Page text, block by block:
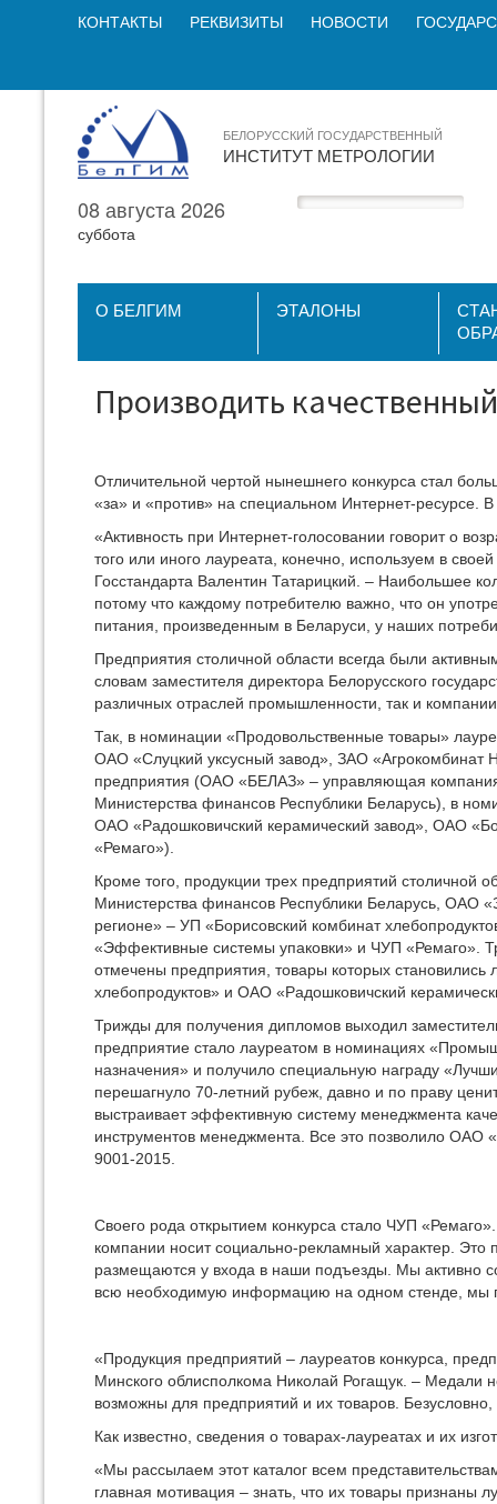
КОНТАКТЫ РЕКВИЗИТЫ НОВОСТИ
БЕЛОРУССКИЙ ГОСУДАРСТВЕННЫЙ
ИНСТИТУТ МЕТРОЛОГИИ
08 августа 2026
суббота
О БЕЛГИМ ЭТАЛОНЫ
Производить
Отличительной чертой нынешнего конкурса стал
«за» и «против» на специальном Интернет-ресурсе.
«Активность при Интернет-голосовании говорит о
того или иного лауреата, конечно, используем в
Госстандарта Валентин Татарицкий. – Наибольшее
потому что каждому потребителю важно, что он
питания, произведенным в Беларуси, у наших
Предприятия столичной области всегда были
словам заместителя директора Белорусского
различных отраслей промышленности, так и
Так, в номинации «Продовольственные товары»
ОАО «Слуцкий уксусный завод», ЗАО
предприятия (ОАО «БЕЛАЗ» – управляющая
Министерства финансов Республики Беларусь), в
ОАО «Радошковичский керамический завод», ОАО
«Ремаго»).
Кроме того, продукции трех предприятий столичной
Министерства финансов Республики Беларусь, ОАО
регионе» – УП «Борисовский комбинат
«Эффективные системы упаковки» и ЧУП «Ремаго».
отмечены предприятия, товары которых
хлебопродуктов» и ОАО «Радошковичский
Трижды для получения дипломов выходил
предприятие стало лауреатом в номинациях
назначения» и получило специальную награду
перешагнуло 70-летний рубеж, давно и по праву
выстраивает эффективную систему менеджмента
инструментов менеджмента. Все это позволило ОАО
9001-2015.
Своего рода открытием конкурса стало ЧУП
компании носит социально-рекламный характер.
размещаются у входа в наши подъезды. Мы активно
всю необходимую информацию на одном стенде, мы
«Продукция предприятий – лауреатов конкурса,
Минского облисполкома Николай Рогащук. – Медали
возможны для предприятий и их товаров.
Как известно, сведения о товарах-лауреатах и их
«Мы рассылаем этот каталог всем
главная мотивация – знать, что их товары признаны